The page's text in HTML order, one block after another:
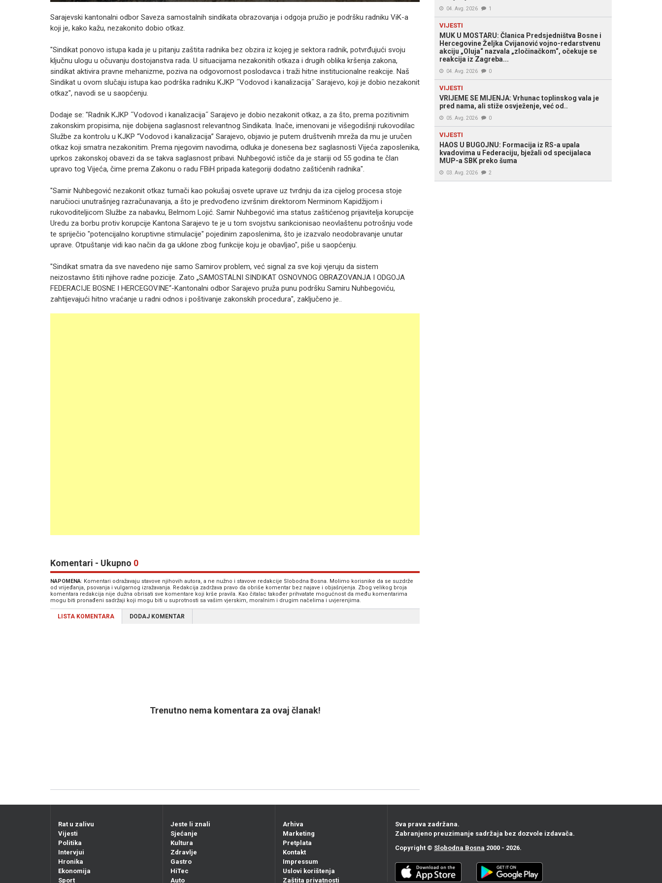
Sarajevski kantonalni odbor Saveza samostalnih sindikata obrazovanja i odgoja pružio je podršku radniku ViK-a
koji je, kako kažu, nezakonito dobio otkaz.
"Sindikat ponovo istupa kada je u pitanju zaštita radnika bez obzira iz kojeg je sektora radnik, potvrđujući svoju
ključnu ulogu u očuvanju dostojanstva rada. U situacijama nezakonitih otkaza i drugih oblika kršenja zakona,
sindikat aktivira pravne mehanizme, poziva na odgovornost poslodavca i traži hitne institucionalne reakcije. Naš
Sindikat u ovom slučaju istupa kao podrška radniku KJKP ˝Vodovod i kanalizacija˝ Sarajevo, koji je dobio nezakonit
otkaz", navodi se u saopćenju.
Dodaje se: "Radnik KJKP ˝Vodovod i kanalizacija˝ Sarajevo je dobio nezakonit otkaz, a za što, prema pozitivnim
zakonskim propisima, nije dobijena saglasnost relevantnog Sindikata. Inače, imenovani je višegodišnji rukovodilac
Službe za kontrolu u KJKP “Vodovod i kanalizacija” Sarajevo, objavio je putem društvenih mreža da mu je uručen
otkaz koji smatra nezakonitim. Prema njegovim navodima, odluka je donesena bez saglasnosti Vijeća zaposlenika,
uprkos zakonskoj obavezi da se takva saglasnost pribavi. Nuhbegović ističe da je stariji od 55 godina te član
upravo tog Vijeća, čime prema Zakonu o radu FBiH pripada kategoriji dodatno zaštićenih radnika".
"Samir Nuhbegović nezakonit otkaz tumači kao pokušaj osvete uprave uz tvrdnju da iza cijelog procesa stoje
naručioci unutrašnjeg razračunavanja, a što je predvođeno izvršnim direktorom Nerminom Kapidžijom i
rukovoditeljicom Službe za nabavku, Belmom Lojić. Samir Nuhbegović ima status zaštićenog prijavitelja korupcije
Uredu za borbu protiv korupcije Kantona Sarajevo te je u tom svojstvu sankcionisao neovlaštenu potrošnju vode
te spriječio "potencijalno koruptivne stimulacije" pojedinim zaposlenima, što je izazvalo neodobravanje unutar
uprave. Otpuštanje vidi kao način da ga uklone zbog funkcije koju je obavljao", piše u saopćenju.
"Sindikat smatra da sve navedeno nije samo Samirov problem, već signal za sve koji vjeruju da sistem
neizostavno štiti njihove radne pozicije. Zato „SAMOSTALNI SINDIKAT OSNOVNOG OBRAZOVANJA I ODGOJA
FEDERACIJE BOSNE I HERCEGOVINE“-Kantonalni odbor Sarajevo pruža punu podršku Samiru Nuhbegoviću,
zahtijevajući hitno vraćanje u radni odnos i poštivanje zakonskih procedura", zaključeno je..
Komentari - Ukupno 0
NAPOMENA: Komentari odražavaju stavove njihovih autora, a ne nužno i stavove redakcije Slobodna Bosna. Molimo korisnike da se suzdrže
od vrijeđanja, psovanja i vulgarnog izražavanja. Redakcija zadržava pravo da obriše komentar bez najave i objašnjenja. Zbog velikog broja
komentara redakcija nije dužna obrisati sve komentare koji krše pravila. Kao čitalac također prihvatate mogućnost da među komentarima
mogu biti pronađeni sadržaji koji mogu biti u suprotnosti sa vašim vjerskim, moralnim i drugim načelima i uvjerenjima.
LISTA KOMENTARA DODAJ KOMENTAR
Trenutno nema komentara za ovaj članak!
04. Avg. 2026 1
VIJESTI
MUK U MOSTARU: Članica Predsjedništva Bosne i
Hercegovine Željka Cvijanović vojno-redarstvenu
akciju „Oluja“ nazvala „zločinačkom“, očekuje se
reakcija iz Zagreba...
04. Avg. 2026 0
VIJESTI
VRIJEME SE MIJENJA: Vrhunac toplinskog vala je
pred nama, ali stiže osvježenje, već od..
05. Avg. 2026 0
VIJESTI
HAOS U BUGOJNU: Formacija iz RS-a upala
kvadovima u Federaciju, bježali od specijalaca
MUP-a SBK preko šuma
03. Avg. 2026 2
Rat u zalivu
Vijesti
Politika
Intervjui
Hronika
Ekonomija
Sport
Jeste li znali
Sjećanje
Kultura
Zdravlje
Gastro
HiTec
Auto
Arhiva
Marketing
Pretplata
Kontakt
Impressum
Uslovi korištenja
Zaštita privatnosti
Sva prava zadržana.
Zabranjeno preuzimanje sadržaja bez dozvole izdavača.
Copyright © Slobodna Bosna 2000 - 2026.